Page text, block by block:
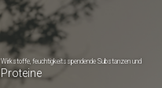
Wirkstoffe, feuchtigkeitsspendende Substanzen und
Proteine